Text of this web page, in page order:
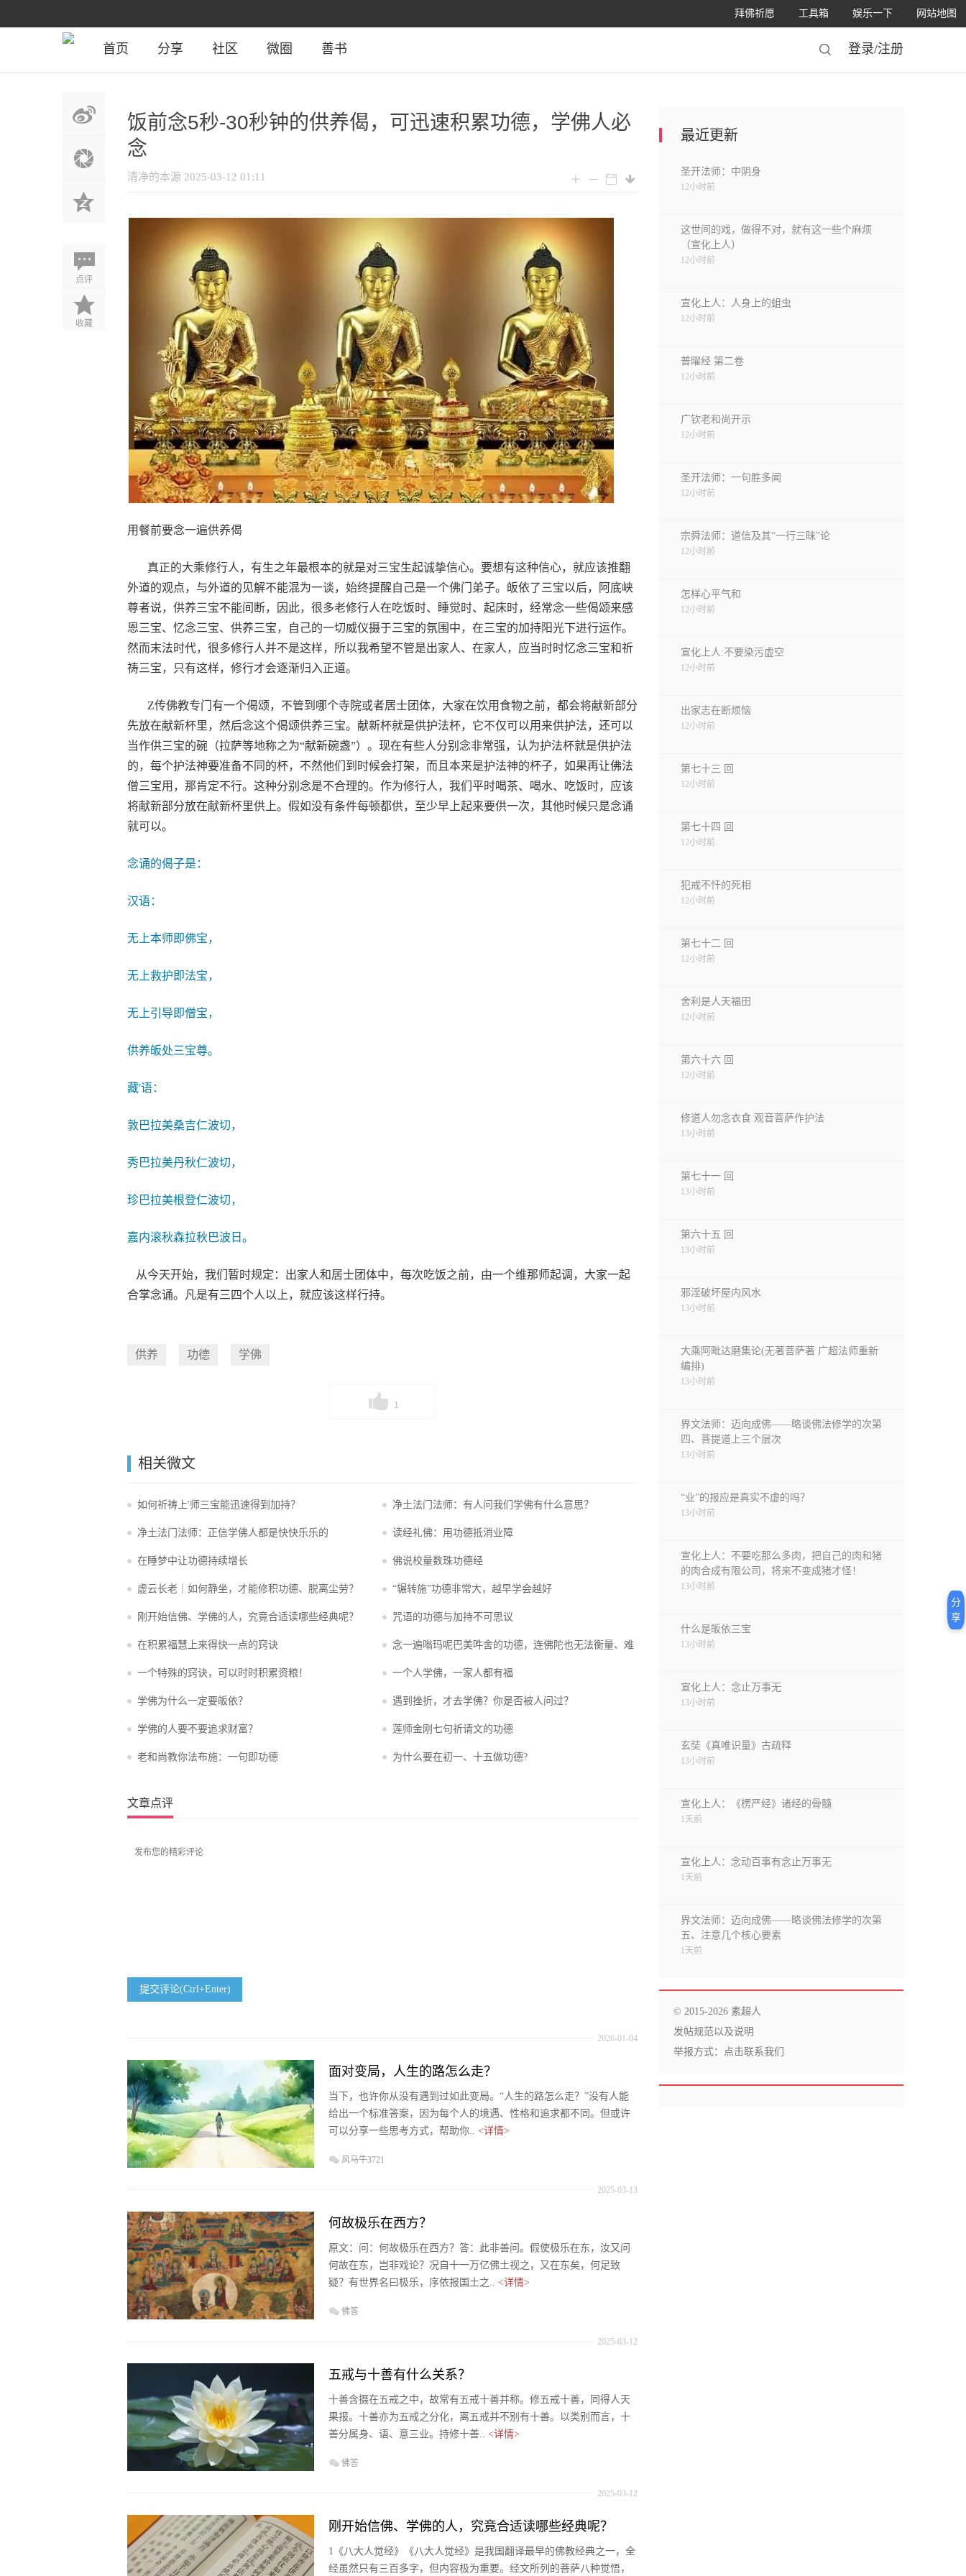
网站地图
娱乐一下
工具箱
拜佛祈愿
首页 分享 社区 微圈 善书 登录/注册
点评
收藏
饭前念5秒-30秒钟的供养偈，可迅速积累功德，学佛人必
念
清净的本源 2025-03-12 01:11
用餐前要念一遍供养偈
真正的大乘修行人，有生之年最根本的就是对三宝生起诚挚信心。要想有这种信心，就应该推翻
外道的观点，与外道的见解不能混为一谈，始终提醒自己是一个佛门弟子。皈依了三宝以后，阿底峡
尊者说，供养三宝不能间断，因此，很多老修行人在吃饭时、睡觉时、起床时，经常念一些偈颂来感
恩三宝、忆念三宝、供养三宝，自己的一切威仪摄于三宝的氛围中，在三宝的加持阳光下进行运作。
然而末法时代，很多修行人并不是这样，所以我希望不管是出家人、在家人，应当时时忆念三宝和祈
祷三宝，只有这样，修行才会逐渐归入正道。
Z传佛教专门有一个偈颂，不管到哪个寺院或者居士团体，大家在饮用食物之前，都会将献新部分
先放在献新杯里，然后念这个偈颂供养三宝。献新杯就是供护法杯，它不仅可以用来供护法，还可以
当作供三宝的碗（拉萨等地称之为“献新碗盏”）。现在有些人分别念非常强，认为护法杯就是供护法
的，每个护法神要准备不同的杯，不然他们到时候会打架，而且本来是护法神的杯子，如果再让佛法
僧三宝用，那肯定不行。这种分别念是不合理的。作为修行人，我们平时喝茶、喝水、吃饭时，应该
将献新部分放在献新杯里供上。假如没有条件每顿都供，至少早上起来要供一次，其他时候只是念诵
就可以。
念诵的偈子是：
汉语：
无上本师即佛宝，
无上救护即法宝，
无上引导即僧宝，
供养皈处三宝尊。
藏'语：
敦巴拉美桑吉仁波切，
秀巴拉美丹秋仁波切，
珍巴拉美根登仁波切，
嘉内滚秋森拉秋巴波日。
从今天开始，我们暂时规定：出家人和居士团体中，每次吃饭之前，由一个维那师起调，大家一起
合掌念诵。凡是有三四个人以上，就应该这样行持。
供养 功德 学佛
1
相关微文
如何祈祷上'师三宝能迅速得到加持？ 净土法门法师：有人问我们学佛有什么意思？
净土法门法师：正信学佛人都是快快乐乐的 读经礼佛：用功德抵消业障
在睡梦中让功德持续增长 佛说校量数珠功德经
虚云长老｜如何静坐，才能修积功德、脱离尘劳？ “辗转施”功德非常大，越早学会越好
刚开始信佛、学佛的人，究竟合适读哪些经典呢？ 咒语的功德与加持不可思议
在积累福慧上来得快一点的窍诀 念一遍嗡玛呢巴美吽舍的功德，连佛陀也无法衡量、难
以说尽
一个特殊的窍诀，可以时时积累资粮！ 一个人学佛，一家人都有福
学佛为什么一定要皈依？ 遇到挫折，才去学佛？你是否被人问过？
学佛的人要不要追求财富？ 莲师金刚七句祈请文的功德
老和尚教你法布施：一句即功德 为什么要在初一、十五做功德?
文章点评
提交评论(Ctrl+Enter)
2026-01-04
面对变局，人生的路怎么走？
当下，也许你从没有遇到过如此变局。“人生的路怎么走？”没有人能
给出一个标准答案，因为每个人的境遇、性格和追求都不同。但或许
可以分享一些思考方式，帮助你.. <详情>
风马牛3721
2025-03-13
何故极乐在西方？
原文：问：何故极乐在西方？答：此非善问。假使极乐在东，汝又问
何故在东，岂非戏论？况自十一万亿佛土视之，又在东矣，何足致
疑？有世界名曰极乐，序依报国土之.. <详情>
佛答
2025-03-12
五戒与十善有什么关系？
十善含摄在五戒之中，故常有五戒十善并称。修五戒十善，同得人天
果报。十善亦为五戒之分化，离五戒并不别有十善。以类别而言，十
善分属身、语、意三业。持修十善.. <详情>
佛答
2025-03-12
刚开始信佛、学佛的人，究竟合适读哪些经典呢？
1《八大人觉经》《八大人觉经》是我国翻译最早的佛教经典之一，全
经虽然只有三百多字，但内容极为重要。经文所列的菩萨八种觉悟，
最近更新
圣开法师：中阴身
12小时前
这世间的戏，做得不对，就有这一些个麻烦
（宣化上人）
12小时前
宣化上人：人身上的蛆虫
12小时前
普曜经 第二卷
12小时前
广钦老和尚开示
12小时前
圣开法师：一句胜多闻
12小时前
宗舜法师：道信及其“一行三昧”论
12小时前
怎样心平气和
12小时前
宣化上人:不要染污虚空
12小时前
出家志在断烦恼
12小时前
第七十三 回
12小时前
第七十四 回
12小时前
犯戒不忏的死相
12小时前
第七十二 回
12小时前
舍利是人天福田
12小时前
第六十六 回
12小时前
修道人勿念衣食 观音菩萨作护法
13小时前
第七十一 回
13小时前
第六十五 回
13小时前
邪淫破坏屋内风水
13小时前
大乘阿毗达磨集论(无著菩萨著 广超法师重新
编排)
13小时前
界文法师：迈向成佛——略谈佛法修学的次第
四、菩提道上三个层次
13小时前
“业”的报应是真实不虚的吗？
13小时前
宣化上人：不要吃那么多肉，把自己的肉和猪
的肉合成有限公司，将来不变成猪才怪！
13小时前
什么是皈依三宝
13小时前
宣化上人：念止万事无
13小时前
玄奘《真唯识量》古疏释
13小时前
宣化上人：《楞严经》诸经的骨髓
1天前
宣化上人：念动百事有念止万事无
1天前
界文法师：迈向成佛——略谈佛法修学的次第
五、注意几个核心要素
1天前
© 2015-2026 素超人
发帖规范以及说明
举报方式： 点击联系我们
分
享